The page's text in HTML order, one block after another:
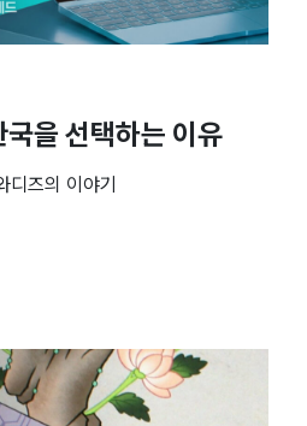
을 선택하는 이유
즈의 이야기